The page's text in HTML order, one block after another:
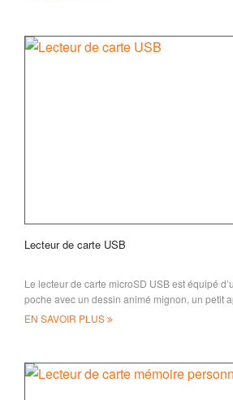
Lecteur de carte USB
Le lecteur de carte microSD USB est équipé
poche avec un dessin animé mignon, un petit
play utilisé pour lire,
EN SAVOIR PLUS